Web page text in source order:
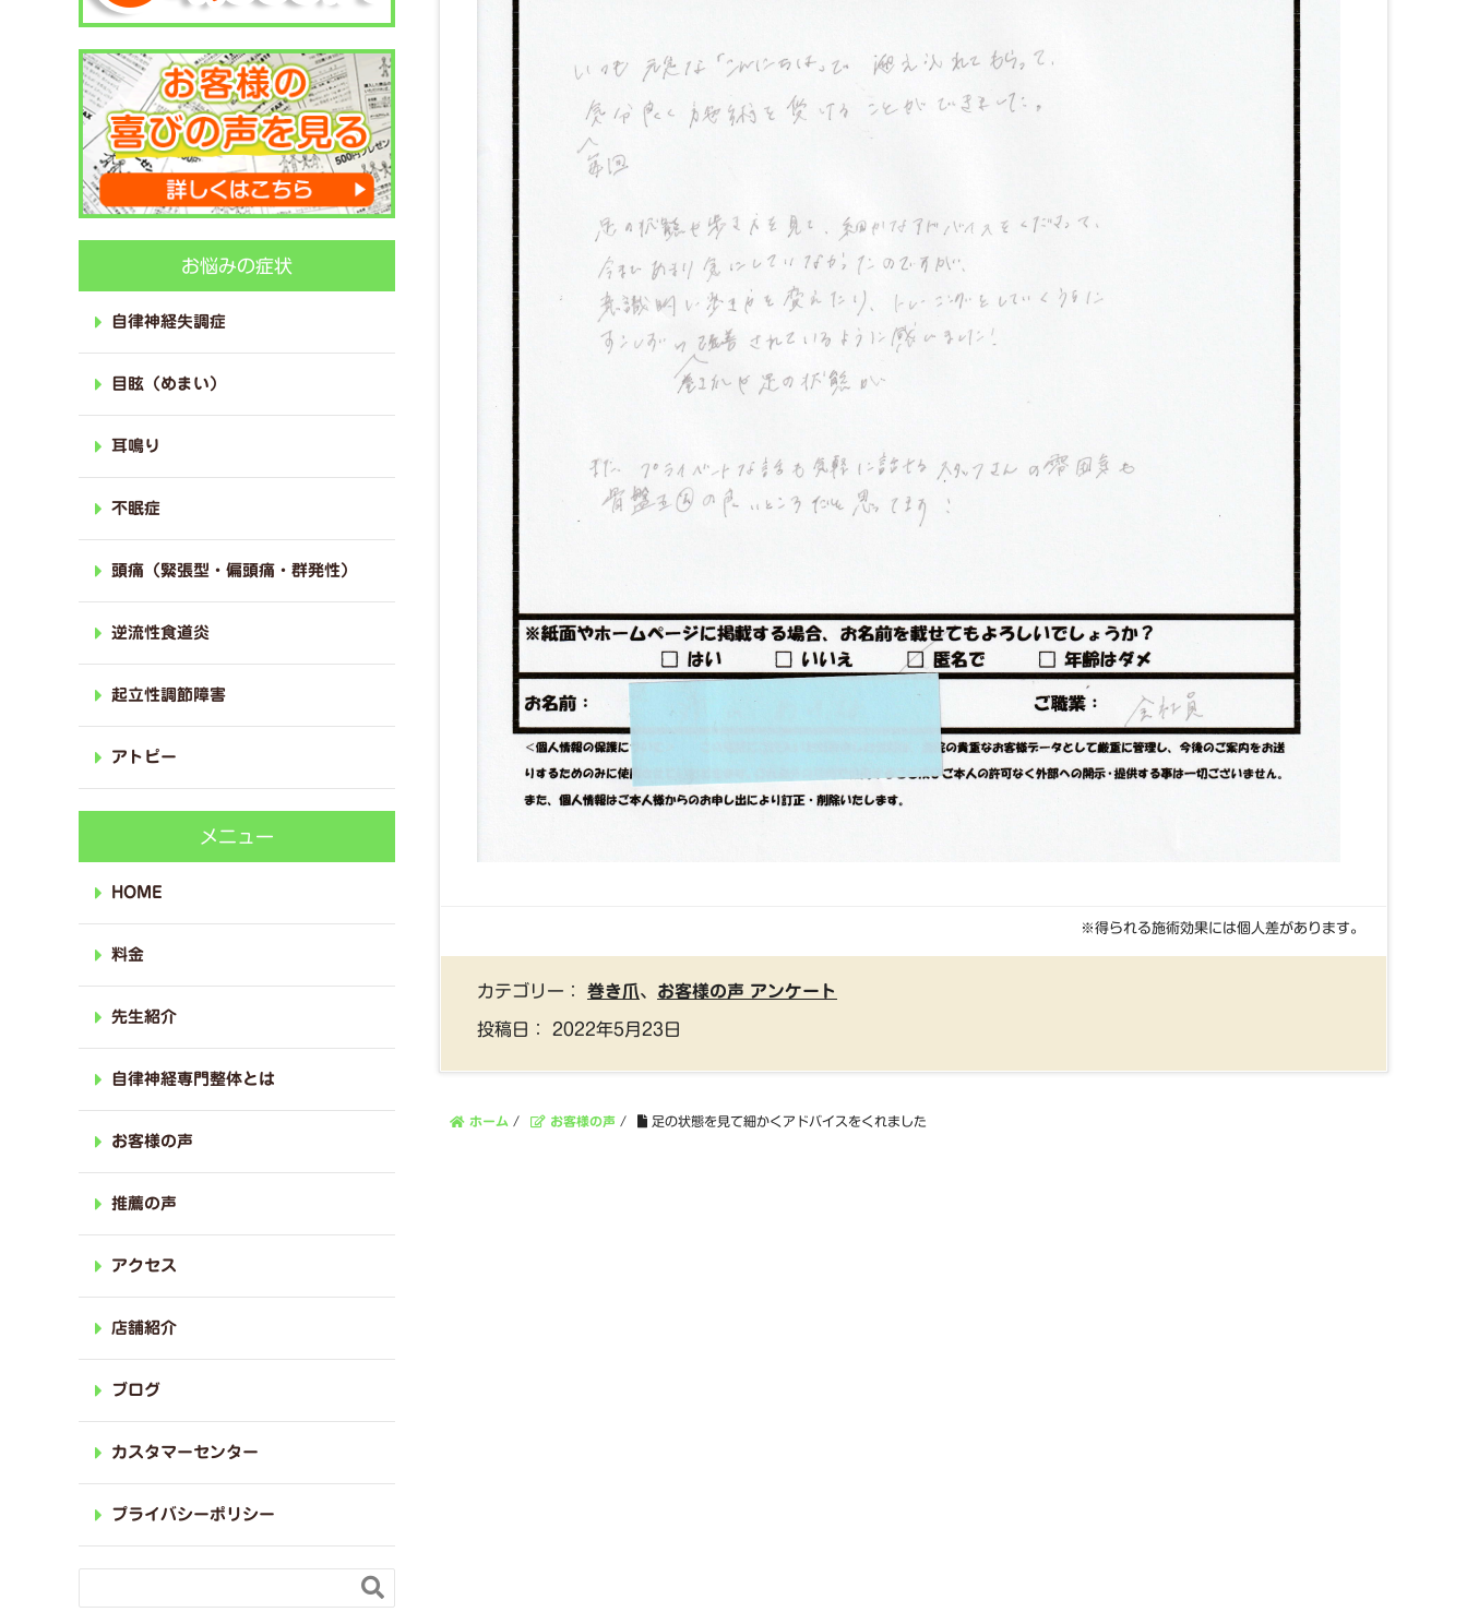
※得られる施術効果には個人差があります。
カテゴリー： 巻き爪、 お客様の声 アンケート
投稿日： 2022年5月23日
ホーム / お客様の声 / 足の状態を見て細かくアドバイスをくれました
お悩みの症状
自律神経失調症
目眩（めまい）
耳鳴り
不眠症
頭痛（緊張型・偏頭痛・群発性）
逆流性食道炎
起立性調節障害
アトピー
メニュー
HOME
料金
先生紹介
自律神経専門整体とは
お客様の声
推薦の声
アクセス
店舗紹介
ブログ
カスタマーセンター
プライバシーポリシー
